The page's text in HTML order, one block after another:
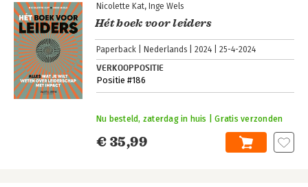
Nicolette Kat Inge Wels
Hét boek voor leiders
Paperback Nederlands 2024 25-4-2024
VERKOOPPOSITIE
Positie #186
€ 35,99
Nu besteld, zaterdag in huis | Gratis verzonden